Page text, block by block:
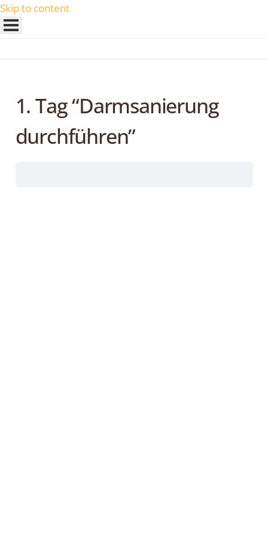
Skip to content
1. Tag “Darmsanierung
durchführen”